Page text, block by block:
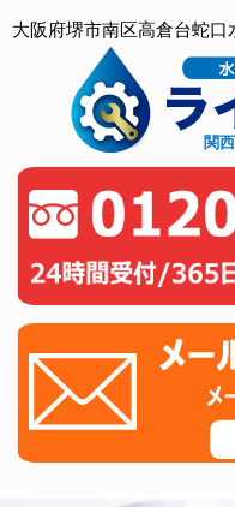
大阪府堺市南区高倉台蛇
関